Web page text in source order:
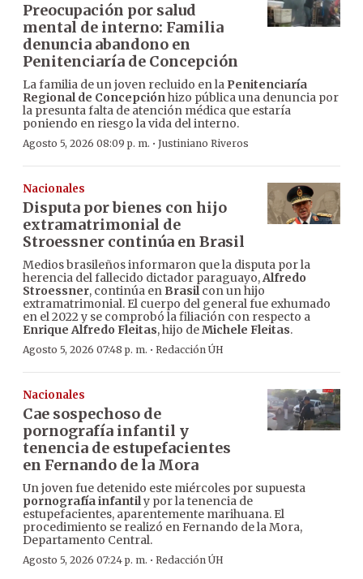
Preocupación por salud
mental de interno: Familia
denuncia abandono en
Penitenciaría de Concepción
La familia de un joven recluido en la Penitenciaría
Regional de Concepciónhizo pública una denuncia por
la presunta falta de atención médica que estaría
poniendo en riesgo la vida del interno.
Agosto 5, 2026 08:09 p. m. · Justiniano Riveros
Nacionales
Disputa por bienes con hijo
extramatrimonial de
Stroessner continúa en Brasil
Medios brasileños informaron que la disputa por la
herencia del fallecido dictador paraguayo,Alfredo
Stroessner, continúa en Brasilcon un hijo
extramatrimonial. El cuerpo del general fue exhumado
en el 2022 y se comprobó la filiación con respecto a
Enrique Alfredo Fleitas, hijo deMichele Fleitas.
Agosto 5, 2026 07:48 p. m. · Redacción ÚH
Nacionales
Cae sospechoso de
pornografía infantil y
tenencia de estupefacientes
en Fernando de la Mora
Un joven fue detenido este miércoles por supuesta
pornografía infantily por la tenencia de
estupefacientes, aparentemente marihuana. El
procedimiento se realizó en Fernando de la Mora,
Departamento Central.
Agosto 5, 2026 07:24 p. m. · Redacción ÚH